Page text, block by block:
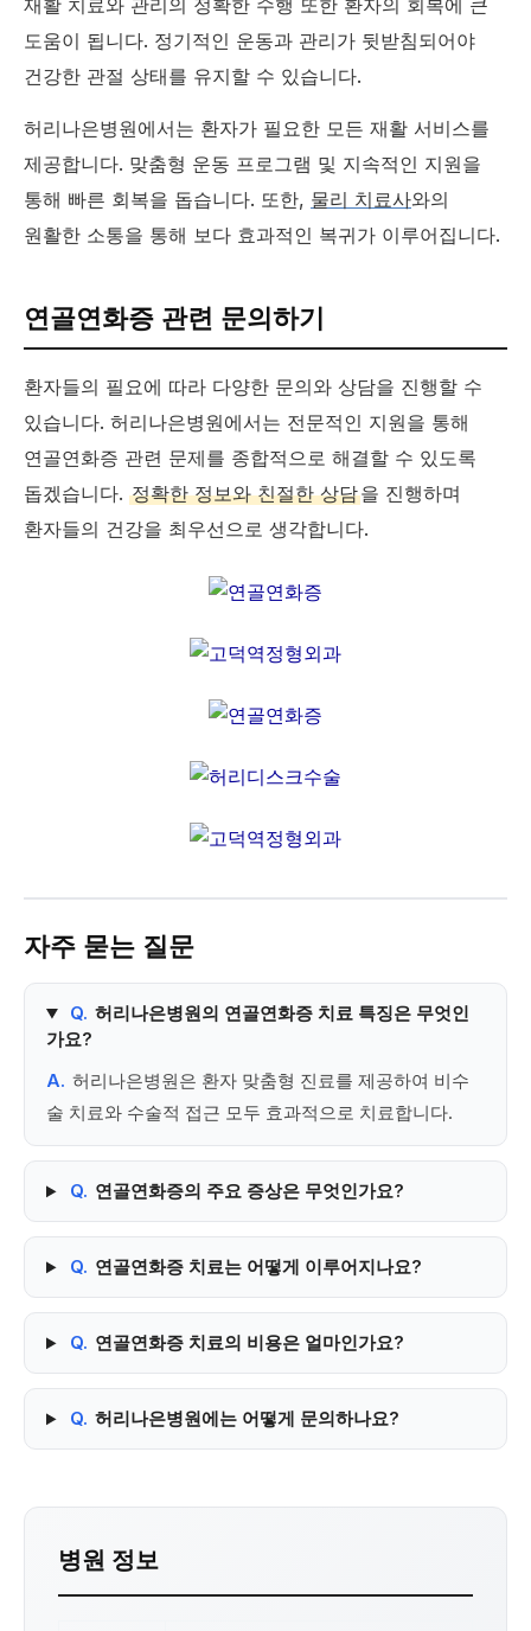
재활 치료와 관리의 정확한 수행 또한 환자의 회복에 큰
도움이 됩니다. 정기적인 운동과 관리가 뒷받침되어야
건강한 관절 상태를 유지할 수 있습니다.
허리나은병원에서는 환자가 필요한 모든 재활 서비스를
제공합니다. 맞춤형 운동 프로그램 및 지속적인 지원을
통해 빠른 회복을 돕습니다. 또한, 물리 치료사와의
원활한 소통을 통해 보다 효과적인 복귀가 이루어집니다.
연골연화증 관련 문의하기
환자들의 필요에 따라 다양한 문의와 상담을 진행할 수
있습니다. 허리나은병원에서는 전문적인 지원을 통해
연골연화증 관련 문제를 종합적으로 해결할 수 있도록
돕겠습니다. 정확한 정보와 친절한 상담을 진행하며
환자들의 건강을 최우선으로 생각합니다.
자주 묻는 질문
Q. 허리나은병원의 연골연화증 치료 특징은 무엇인
가요?
A. 허리나은병원은 환자 맞춤형 진료를 제공하여 비수
술 치료와 수술적 접근 모두 효과적으로 치료합니다.
Q. 연골연화증의 주요 증상은 무엇인가요?
Q. 연골연화증 치료는 어떻게 이루어지나요?
Q. 연골연화증 치료의 비용은 얼마인가요?
Q. 허리나은병원에는 어떻게 문의하나요?
병원 정보